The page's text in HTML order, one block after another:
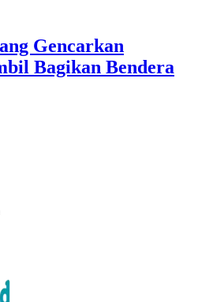
Gencarkan
Bagikan Bendera